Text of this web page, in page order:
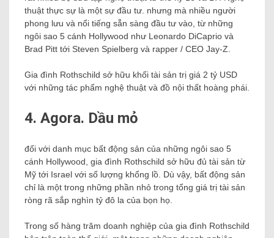
thuật thực sự là một sự đầu tư. nhưng mà nhiều người
phong lưu và nổi tiếng sẵn sàng đầu tư vào, từ những
ngôi sao 5 cánh Hollywood như Leonardo DiCaprio và
Brad Pitt tới Steven Spielberg và rapper / CEO Jay-Z.
Gia đình Rothschild sở hữu khối tài sản trị giá 2 tỷ USD
với những tác phẩm nghệ thuật và đồ nội thất hoàng phái.
4. Agora. Dầu mỏ
đối với danh mục bất động sản của những ngôi sao 5
cánh Hollywood, gia đình Rothschild sở hữu đủ tài sản từ
Mỹ tới Israel với số lượng khổng lồ. Dù vậy, bất động sản
chỉ là một trong những phần nhỏ trong tổng giá trị tài sản
ròng rã sắp nghìn tỷ đô la của bọn họ.
Trong số hàng trăm doanh nghiệp của gia đình Rothschild